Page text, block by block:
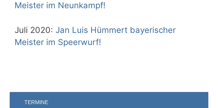
Meister im Neunkampf!
Juli 2020: Jan Luis Hümmert bayerischer
Meister im Speerwurf!
TERMINE